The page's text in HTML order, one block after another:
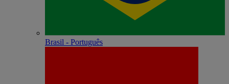
Brasil - Português